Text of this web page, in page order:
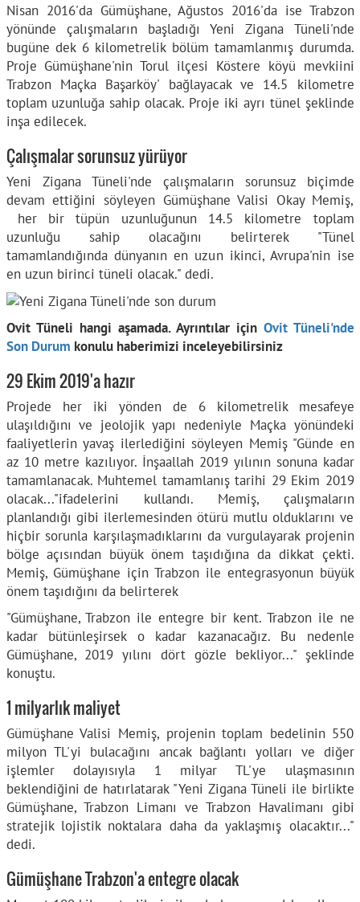
Nisan 2016'da Gümüşhane, Ağustos 2016'da ise Trabzon
yönünde çalışmaların başladığı Yeni Zigana Tüneli'nde
bugüne dek 6 kilometrelik bölüm tamamlanmış durumda.
Proje Gümüşhane'nin Torul ilçesi Köstere köyü mevkiini
Trabzon Maçka Başarköy' bağlayacak ve 14.5 kilometre
toplam uzunluğa sahip olacak. Proje iki ayrı tünel şeklinde
inşa edilecek.
Çalışmalar sorunsuz yürüyor
Yeni Zigana Tüneli'nde çalışmaların sorunsuz biçimde
devam ettiğini söyleyen Gümüşhane Valisi Okay Memiş,
her bir tüpün uzunluğunun 14.5 kilometre toplam
uzunluğu sahip olacağını belirterek "Tünel
tamamlandığında dünyanın en uzun ikinci, Avrupa'nin ise
en uzun birinci tüneli olacak." dedi.
Ovit Tüneli hangi aşamada. Ayrıntılar için Ovit Tüneli'nde
Son Durum konulu haberimizi inceleyebilirsiniz
29 Ekim 2019'a hazır
Projede her iki yönden de 6 kilometrelik mesafeye
ulaşıldığını ve jeolojik yapı nedeniyle Maçka yönündeki
faaliyetlerin yavaş ilerlediğini söyleyen Memiş "Günde en
az 10 metre kazılıyor. İnşaallah 2019 yılının sonuna kadar
tamamlanacak. Muhtemel tamamlanış tarihi 29 Ekim 2019
olacak..."ifadelerini kullandı. Memiş, çalışmaların
planlandığı gibi ilerlemesinden ötürü mutlu olduklarını ve
hiçbir sorunla karşılaşmadıklarını da vurgulayarak projenin
bölge açısından büyük önem taşıdığına da dikkat çekti.
Memiş, Gümüşhane için Trabzon ile entegrasyonun büyük
önem taşıdığını da belirterek
"Gümüşhane, Trabzon ile entegre bir kent. Trabzon ile ne
kadar bütünleşirsek o kadar kazanacağız. Bu nedenle
Gümüşhane, 2019 yılını dört gözle bekliyor..." şeklinde
konuştu.
1 milyarlık maliyet
Gümüşhane Valisi Memiş, projenin toplam bedelinin 550
milyon TL'yi bulacağını ancak bağlantı yolları ve diğer
işlemler dolayısıyla 1 milyar TL'ye ulaşmasının
beklendiğini de hatırlatarak "Yeni Zigana Tüneli ile birlikte
Gümüşhane, Trabzon Limanı ve Trabzon Havalimanı gibi
stratejik lojistik noktalara daha da yaklaşmış olacaktır..."
dedi.
Gümüşhane Trabzon'a entegre olacak